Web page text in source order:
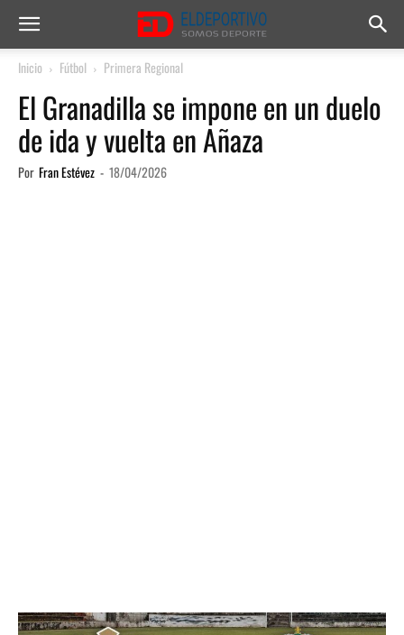
Inicio Fútbol Primera Regional
El Granadilla se impone en un duelo
de ida y vuelta en Añaza
Por Fran Estévez - 18/04/2026